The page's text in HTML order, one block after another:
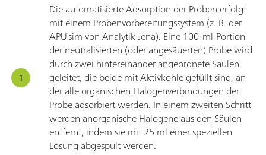
Die automatisierte Adsorption der Proben erfolgt
mit einem Probenvorbereitungssystem (z. B. der
APU sim von Analytik Jena). Eine 100-ml-Portion
der neutralisierten (oder angesäuerten) Probe wird
durch zwei hintereinander angeordnete Säulen
geleitet, die beide mit Aktivkohle gefüllt sind, an
der alle organischen Halogenverbindungen der
Probe adsorbiert werden. In einem zweiten Schritt
werden anorganische Halogene aus den Säulen
entfernt, indem sie mit 25 ml einer speziellen
Lösung abgespült werden.